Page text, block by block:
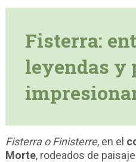
Fisterra:
leyendas y
Fisterra o Finisterre, en el
Morte, rodeados de